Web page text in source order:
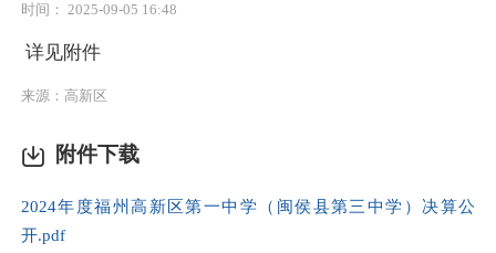
时间： 2025-09-05 16:48
详见附件
来源：高新区
附件下载
2024年度福州高新区第一中学（闽侯县第三中学）决算公
开.pdf